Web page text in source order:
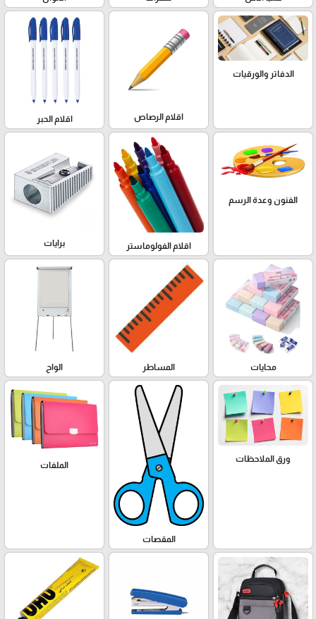
الدفاتر والورقيات
اقلام الرصاص اقلام الحبر
الفنون وعدة الرسم
اقلام الفولوماستر برايات
محايات المساطر الواح
ورق الملاحظات
المقصات
الملفات